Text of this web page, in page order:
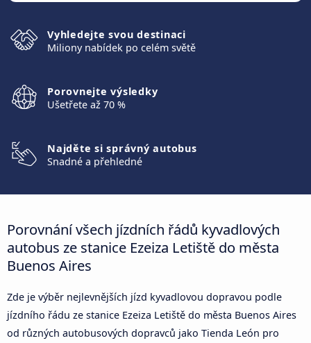
Vyhledejte svou destinaci
Miliony nabídek po celém světě
Porovnejte výsledky
Ušetřete až 70 %
Najděte si správný autobus
Snadné a přehledné
Porovnání všech jízdních řádů kyvadlových
autobus ze stanice Ezeiza Letiště do města
Buenos Aires
Zde je výběr nejlevnějších jízd kyvadlovou dopravou podle
jízdního řádu ze stanice Ezeiza Letiště do města Buenos Aires
od různých autobusových dopravců jako Tienda León pro